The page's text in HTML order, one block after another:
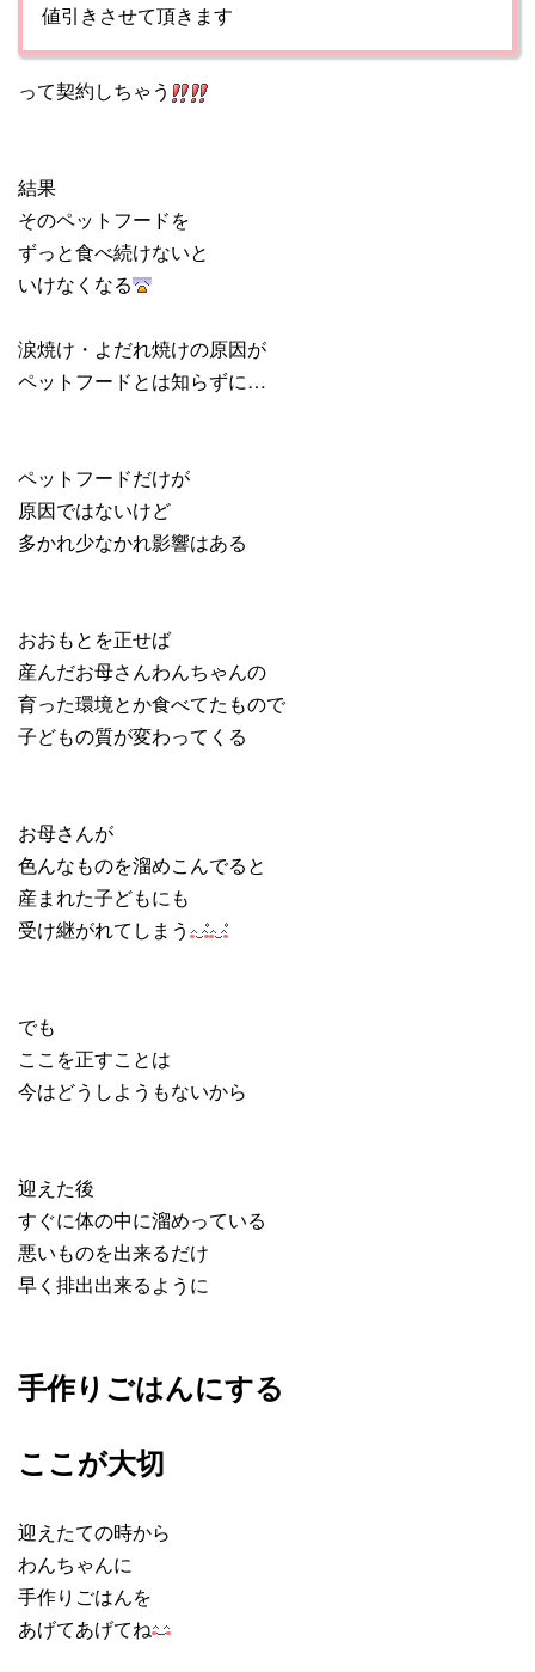
値引きさせて頂きます
って契約しちゃう
結果
そのペットフードを
ずっと食べ続けないと
いけなくなる
涙焼け・よだれ焼けの原因が
ペットフードとは知らずに…
ペットフードだけが
原因ではないけど
多かれ少なかれ影響はある
おおもとを正せば
産んだお母さんわんちゃんの
育った環境とか食べてたもので
子どもの質が変わってくる
お母さんが
色んなものを溜めこんでると
産まれた子どもにも
受け継がれてしまう
でも
ここを正すことは
今はどうしようもないから
迎えた後
すぐに体の中に溜めっている
悪いものを出来るだけ
早く排出出来るように
手作りごはんにする
ここが大切
迎えたての時から
わんちゃんに
手作りごはんを
あげてあげてね